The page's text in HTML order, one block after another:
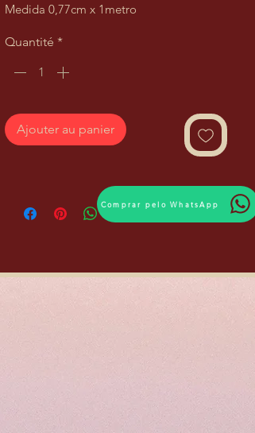
Medida 0,77cm x 1metro
Quantité *
Ajouter au panier
Comprar pelo WhatsApp